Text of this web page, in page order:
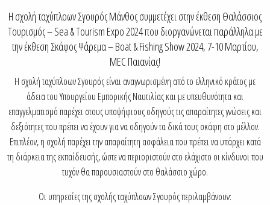
Η σχολή ταχύπλοων Σγουρός Μάνθος συμμετέχει στην έκθεση Θαλάσσιος
Τουρισμός – Sea & Tourism Expo 2024 που διοργανώνεται παράλληλα με
την έκθεση Σκάφος Ψάρεμα – Boat & Fishing Show 2024, 7-10 Μαρτίου,
MEC Παιανίας!
Η σχολή ταχύπλοων Σγουρός είναι αναγνωρισμένη από το ελληνικό κράτος με
άδεια του Υπουργείου Εμπορικής Ναυτιλίας και με υπευθυνότητα και
επαγγελματισμό παρέχει στους υποψήφιους οδηγούς τις απαραίτητες γνώσεις και
δεξιότητες που πρέπει να έχουν για να οδηγούν τα δικά τους σκάφη στο μέλλον.
Επιπλέον, η σχολή παρέχει την απαραίτητη ασφάλεια που πρέπει να υπάρχει κατά
τη διάρκεια της εκπαίδευσής, ώστε να περιοριστούν στο ελάχιστο οι κίνδυνοι που
τυχόν θα παρουσιαστούν στο θαλάσσιο χώρο.
Οι υπηρεσίες της σχολής ταχύπλοων Σγουρός περιλαμβάνουν: